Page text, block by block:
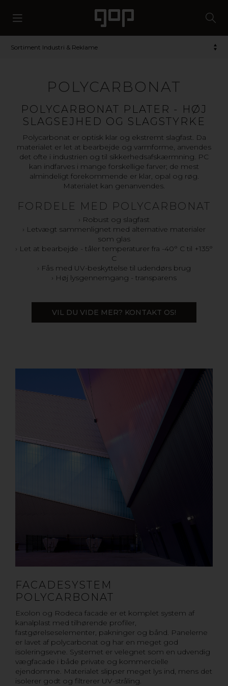
Sortiment Industri & Reklame
POLYCARBONAT
POLYCARBONAT PLATER - HØJ
SLAGSEJHED OG SLAGSTYRKE
Polycarbonat er optisk klar og ekstremt slagfast. Da
materialet er let at bearbejde og varmforme, anvendes
det ofte i industrien og til sikkerhedsafskærmning. PC
kan indfarves i mange forskellige farver; de mest
almindeligt forekommende er klar, opal og røg.
Materialet kan genanvendes.
FORDELE MED POLYCARBONAT
› Robust og slagfast
› Letvægt sammenlignet med alternative materialer
som glas
› Let at bearbejde - tåler temperaturer fra -40° C til +135°
C
› Fås med UV-beskyttelse til udendørs brug
› Høj lysgennemgang - transparens
VIL DU VIDE MER? KONTAKT OS!
FACADESYSTEM
POLYCARBONAT
Exolon og Rodeca facade er et komplet system af
kanalplast med tilhørende profiler,
fastgørelseselementer, pakninger og bånd. Panelerne
er lavet af polycarbonat og har en meget god
isoleringsevne. Systemet er velegnet som en udvendig
vægfacade i både private og kommercielle
ejendomme. Materialet slipper meget lys ind, mens det
isolerer godt og filtrerer UV-stråling.